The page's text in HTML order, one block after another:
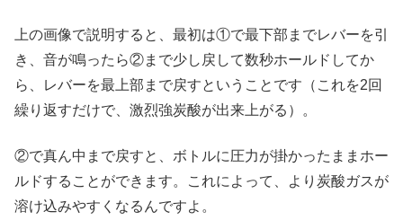
上の画像で説明すると、最初は①で最下部までレバーを引
き、音が鳴ったら②まで少し戻して数秒ホールドしてか
ら、レバーを最上部まで戻すということです（これを2回
繰り返すだけで、激烈強炭酸が出来上がる）。
②で真ん中まで戻すと、ボトルに圧力が掛かったままホー
ルドすることができます。これによって、より炭酸ガスが
溶け込みやすくなるんですよ。